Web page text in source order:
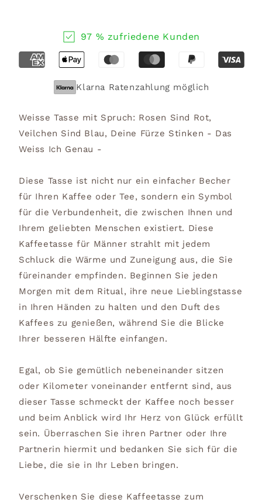
97 % zufriedene Kunden
Klarna Ratenzahlung möglich
Weisse Tasse mit Spruch: Rosen Sind Rot,
Veilchen Sind Blau, Deine Fürze Stinken - Das
Weiss Ich Genau -
Diese Tasse ist nicht nur ein einfacher Becher
für Ihren Kaffee oder Tee, sondern ein Symbol
für die Verbundenheit, die zwischen Ihnen und
Ihrem geliebten Menschen existiert. Diese
Kaffeetasse für Männer strahlt mit jedem
Schluck die Wärme und Zuneigung aus, die Sie
füreinander empfinden. Beginnen Sie jeden
Morgen mit dem Ritual, ihre neue Lieblingstasse
in Ihren Händen zu halten und den Duft des
Kaffees zu genießen, während Sie die Blicke
Ihrer besseren Hälfte einfangen.
Egal, ob Sie gemütlich nebeneinander sitzen
oder Kilometer voneinander entfernt sind, aus
dieser Tasse schmeckt der Kaffee noch besser
und beim Anblick wird Ihr Herz von Glück erfüllt
sein. Überraschen Sie ihren Partner oder Ihre
Partnerin hiermit und bedanken Sie sich für die
Liebe, die sie in Ihr Leben bringen.
Verschenken Sie diese Kaffeetasse zum